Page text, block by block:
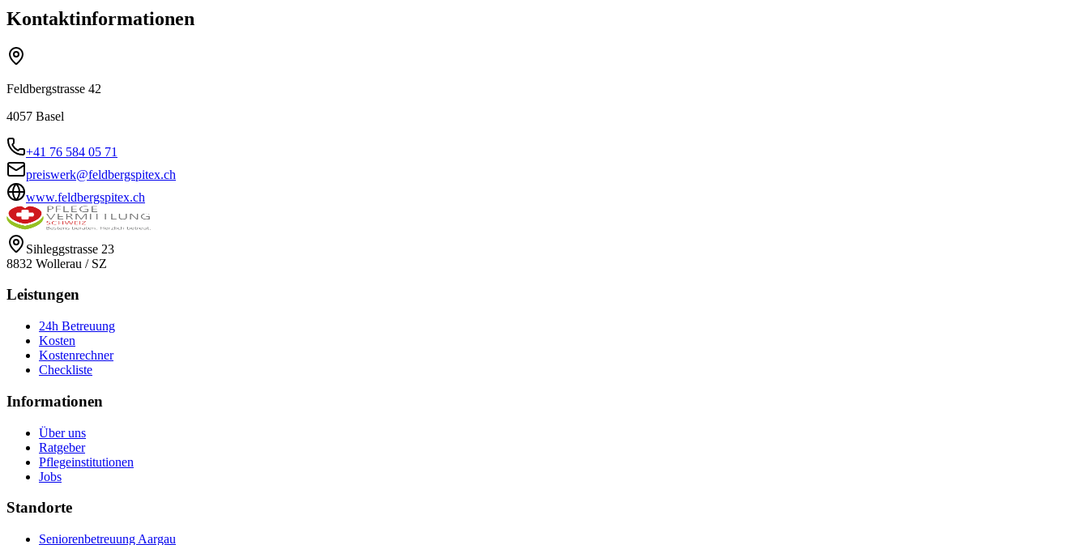
Kontaktinformationen
Feldbergstrasse 42
4057 Basel
+41 76 584 05 71
preiswerk@feldbergspitex.ch
www.feldbergspitex.ch
Sihleggstrasse 23
8832 Wollerau / SZ
Leistungen
24h Betreuung
Kosten
Kostenrechner
Checkliste
Informationen
Über uns
Ratgeber
Pflegeinstitutionen
Jobs
Standorte
Seniorenbetreuung Aargau